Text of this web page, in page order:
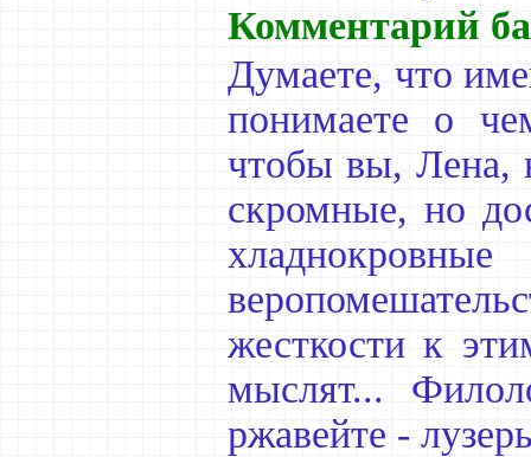
Комментарий
Думаете, что
понимаете о
чтобы вы, Лена,
скромные, но
жесткости к
мыслят...
ржавейте -